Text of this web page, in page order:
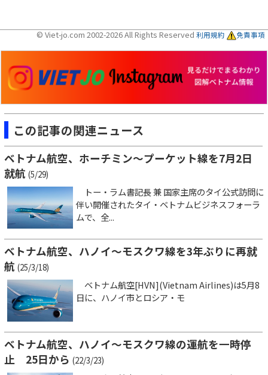
© Viet-jo.com 2002-2026 All Rights Reserved 利用規約 免責事項
この記事の関連ニュース
ベトナム航空、ホーチミン～プーケット線を7月2日
就航 (5/29)
トー・ラム書記長 兼 国家主席のタイ公式訪問に
伴い開催されたタイ・ベトナムビジネスフォーラ
ムで、全...
ベトナム航空、ハノイ～モスクワ線を3年ぶりに再就
航 (25/3/18)
ベトナム航空[HVN](Vietnam Airlines)は5月8
日に、ハノイ市とロシア・モ
ベトナム航空、ハノイ～モスクワ線の運航を一時停
止 25日から (22/3/23)